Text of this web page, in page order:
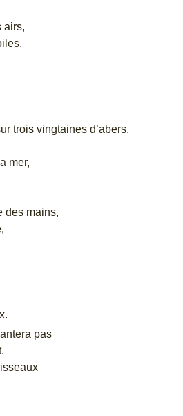
airs,
trois vingtaines d’abers.
mer,
des mains,
pas